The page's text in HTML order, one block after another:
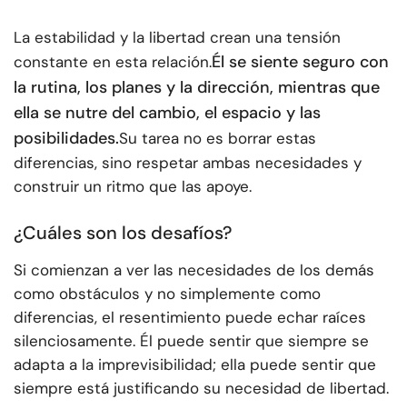
La estabilidad y la libertad crean una tensión
constante en esta relación.Él se siente seguro con
la rutina, los planes y la dirección, mientras que
ella se nutre del cambio, el espacio y las
posibilidades.Su tarea no es borrar estas
diferencias, sino respetar ambas necesidades y
construir un ritmo que las apoye.
¿Cuáles son los desafíos?
Si comienzan a ver las necesidades de los demás
como obstáculos y no simplemente como
diferencias, el resentimiento puede echar raíces
silenciosamente. Él puede sentir que siempre se
adapta a la imprevisibilidad; ella puede sentir que
siempre está justificando su necesidad de libertad.